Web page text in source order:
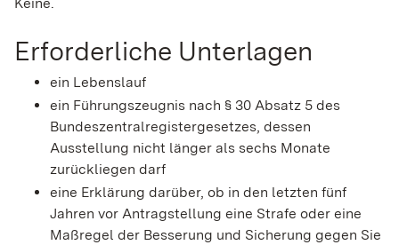
Erforderliche Unterlagen
ein Lebenslauf
ein Führungszeugnis nach § 30 Absatz 5 des
Bundeszentralregistergesetzes, dessen
Ausstellung nicht länger als sechs Monate
zurückliegen darf
eine Erklärung darüber, ob in den letzten fünf
Jahren vor Antragstellung eine Strafe oder eine
Maßregel der Besserung und Sicherung gegen Sie